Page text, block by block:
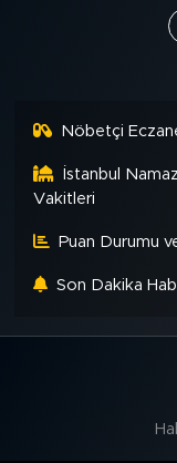
Nöbetçi
İstanbul Namaz
Vakitleri
Puan Durumu
Son Dakika